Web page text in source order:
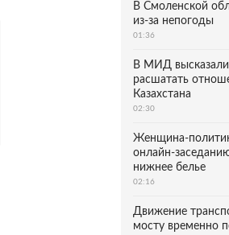
В Смоленской
из-за непогоды
01:36
В МИД
расшатать
Казахстана
02:30
Женщина-
онлайн-
нижнее белье
02:16
Движение
мосту временно